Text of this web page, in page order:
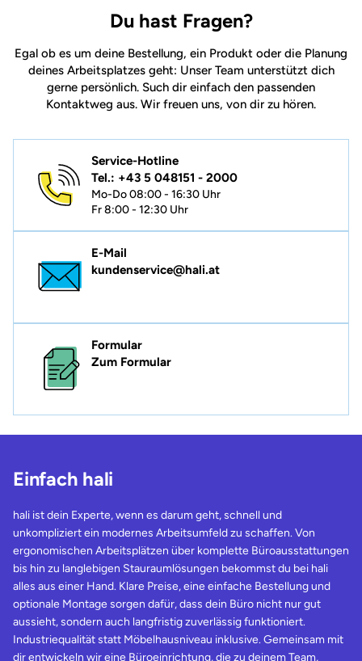
Du hast Fragen?
Egal ob es um deine Bestellung, ein Produkt oder die Planung
deines Arbeitsplatzes geht: Unser Team unterstützt dich
gerne persönlich. Such dir einfach den passenden
Kontaktweg aus. Wir freuen uns, von dir zu hören.
Service-Hotline
Tel.: +43 5 048151 - 2000
Mo-Do 08:00 - 16:30 Uhr
Fr 8:00 - 12:30 Uhr
E-Mail
kundenservice@hali.at
Formular
Zum Formular
Einfach hali
hali ist dein Experte, wenn es darum geht, schnell und
unkompliziert ein modernes Arbeitsumfeld zu schaffen. Von
ergonomischen Arbeitsplätzen über komplette Büroausstattungen
bis hin zu langlebigen Stauraumlösungen bekommst du bei hali
alles aus einer Hand. Klare Preise, eine einfache Bestellung und
optionale Montage sorgen dafür, dass dein Büro nicht nur gut
aussieht, sondern auch langfristig zuverlässig funktioniert.
Industriequalität statt Möbelhausniveau inklusive. Gemeinsam mit
dir entwickeln wir eine Büroeinrichtung, die zu deinem Team,